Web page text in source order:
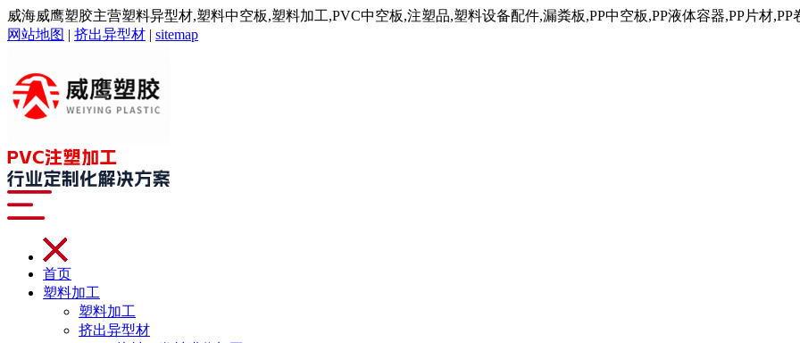
威海威鹰塑胶主营塑料异型材,塑料中空板,塑料加工,PVC中空板,注塑品,塑料设备配件,漏粪板,PP中空板,PP液体容器,PP片材
网站地图 | 挤出异型材 | sitemap
首页
塑料加工
塑料加工
挤出异型材